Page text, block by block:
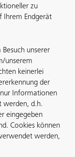
zu
Ihrem Endgerät
unserer
unserem
keinerlei
der
Informationen
werden, d.h.
eingegeben
Cookies können
werden,